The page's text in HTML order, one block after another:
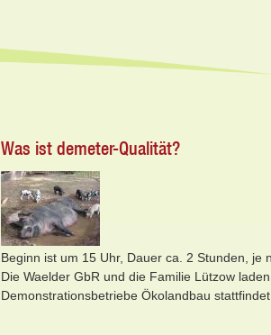
Was ist demeter-Qualität?
Beginn ist um 15 Uhr, Dauer ca. 2 Stunden, je
Die Waelder GbR und die Familie Lützow
Demonstrationsbetriebe Ökolandbau